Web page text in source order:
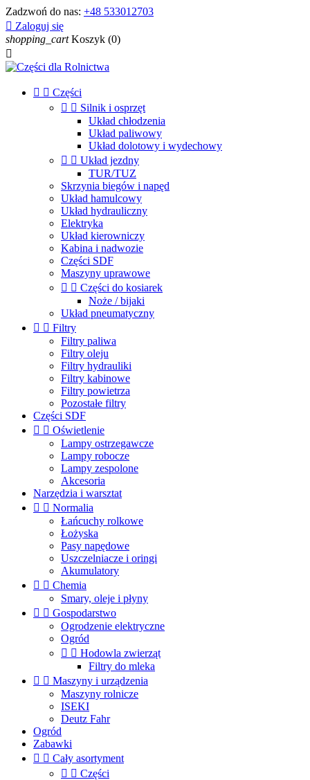
Zadzwoń do nas: +48 533012703
 Zaloguj się
shopping_cart Koszyk (0)

  Części
  Silnik i osprzęt
Układ chłodzenia
Układ paliwowy
Układ dolotowy i wydechowy
  Układ jezdny
TUR/TUZ
Skrzynia biegów i napęd
Układ hamulcowy
Układ hydrauliczny
Elektryka
Układ kierowniczy
Kabina i nadwozie
Części SDF
Maszyny uprawowe
  Części do kosiarek
Noże / bijaki
Układ pneumatyczny
  Filtry
Filtry paliwa
Filtry oleju
Filtry hydrauliki
Filtry kabinowe
Filtry powietrza
Pozostałe filtry
Części SDF
  Oświetlenie
Lampy ostrzegawcze
Lampy robocze
Lampy zespolone
Akcesoria
Narzędzia i warsztat
  Normalia
Łańcuchy rolkowe
Łożyska
Pasy napędowe
Uszczelniacze i oringi
Akumulatory
  Chemia
Smary, oleje i płyny
  Gospodarstwo
Ogrodzenie elektryczne
Ogród
  Hodowla zwierząt
Filtry do mleka
  Maszyny i urządzenia
Maszyny rolnicze
ISEKI
Deutz Fahr
Ogród
Zabawki
  Cały asortyment
  Części